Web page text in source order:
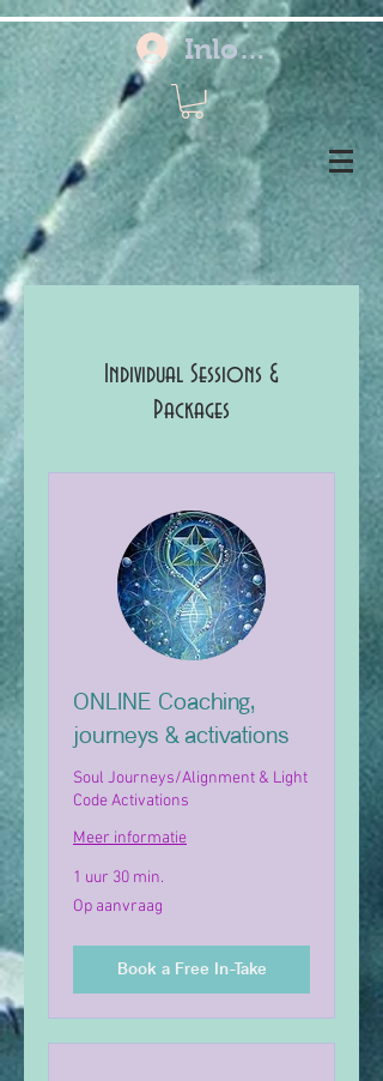
Inloggen
Individual Sessions &
Packages
ONLINE Coaching,
journeys & activations
Soul Journeys/Alignment & Light
Code Activations
Meer informatie
1 uur 30 min.
Op
aanvraag
Op aanvraag
Book a Free In-Take